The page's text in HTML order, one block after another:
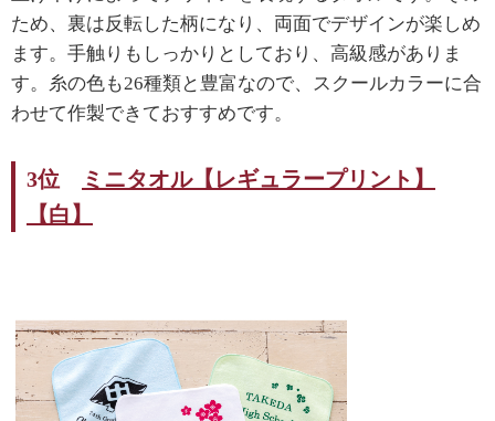
ため、裏は反転した柄になり、両面でデザインが楽しめ
ます。手触りもしっかりとしており、高級感がありま
す。糸の色も26種類と豊富なので、スクールカラーに合
わせて作製できておすすめです。
3位
ミニタオル【レギュラープリント】
【白】